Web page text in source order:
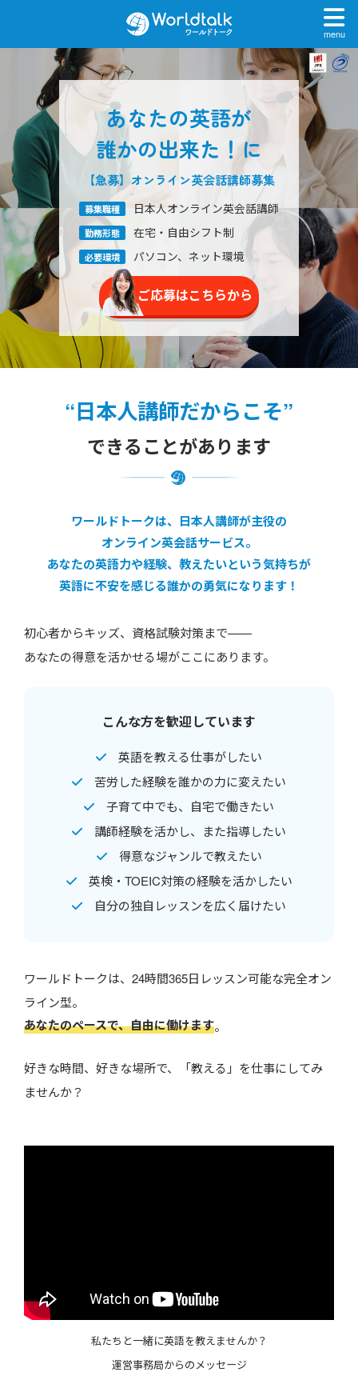
menu
あなたの英語が
誰かの出来た！に
【急募】オンライン英会話講師募集
募集職種 日本人オンライン英会話講師
勤務形態 在宅・自由シフト制
必要環境 パソコン、ネット環境
ご応募はこちらから
“日本人講師だからこそ”
できることがあります
ワールドトークは、日本人講師が主役の
オンライン英会話サービス。
あなたの英語力や経験、教えたいという気持ちが
英語に不安を感じる誰かの勇気になります！
初心者からキッズ、資格試験対策まで——
あなたの得意を活かせる場がここにあります。
こんな方を歓迎しています
英語を教える仕事がしたい
苦労した経験を誰かの力に変えたい
子育て中でも、自宅で働きたい
講師経験を活かし、また指導したい
得意なジャンルで教えたい
英検・TOEIC対策の経験を活かしたい
自分の独自レッスンを広く届けたい
ワールドトークは、24時間365日レッスン可能な完全オン
ライン型。
あなたのペースで、自由に働けます。
好きな時間、好きな場所で、「教える」を仕事にしてみ
ませんか？
私たちと一緒に英語を教えませんか？
運営事務局からのメッセージ